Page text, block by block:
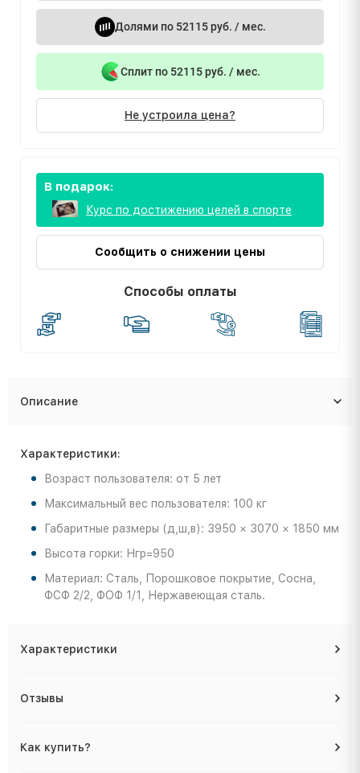
Долями по 52115 руб. / мес.
Сплит по 52115 руб. / мес.
Не устроила цена?
В подарок:
Курс по достижению целей в спорте
Сообщить о снижении цены
Способы оплаты
Описание
Характеристики:
Возраст пользователя: от 5 лет
Максимальный вес пользователя: 100 кг
Габаритные размеры (д,ш,в): 3950 × 3070 × 1850 мм
Высота горки: Нгр=950
Материал: Сталь, Порошковое покрытие, Сосна,
ФСФ 2/2, ФОФ 1/1, Нержавеющая сталь.
Характеристики
Отзывы
Как купить?